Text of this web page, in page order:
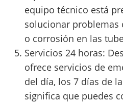
equipo técnico está
solucionar problemas
o corrosión en las
Servicios 24 horas:
ofrece servicios de
del día, los 7 días de
significa que puedes